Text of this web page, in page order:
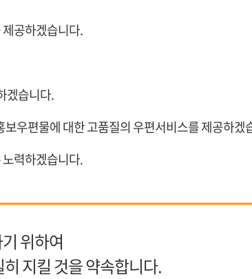
공하겠습니다.
겠습니다.
우편물에 대한 고품질의 우편서비스를 제공하겠
력하겠습니다.
위하여
지킬 것을 약속합니다.